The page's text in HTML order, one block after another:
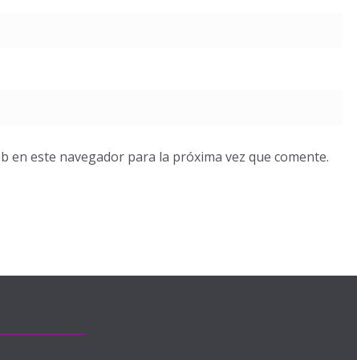
en este navegador para la próxima vez que comente.